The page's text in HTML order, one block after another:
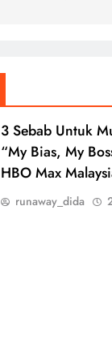
3 Sebab Untuk
“My Bias, My
HBO Max
runaway_dida